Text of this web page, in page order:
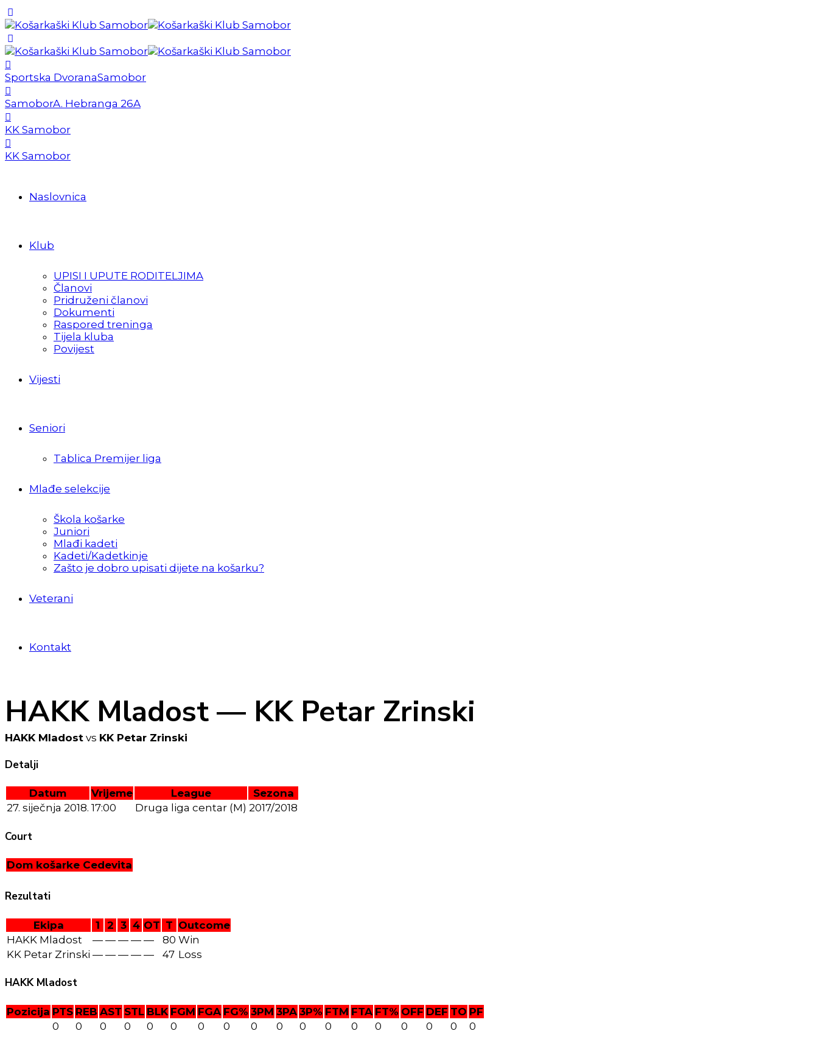
Sportska DvoranaSamobor
SamoborA. Hebranga 26A
KK Samobor
KK Samobor
Naslovnica
Klub
UPISI I UPUTE RODITELJIMA
Članovi
Pridruženi članovi
Dokumenti
Raspored treninga
Tijela kluba
Povijest
Vijesti
Seniori
Tablica Premijer liga
Mlađe selekcije
Škola košarke
Juniori
Mlađi kadeti
Kadeti/Kadetkinje
Zašto je dobro upisati dijete na košarku?
Veterani
Kontakt
HAKK Mladost — KK Petar Zrinski
HAKK Mladost vs KK Petar Zrinski
Detalji
Datum Vrijeme League
Sezona
27. siječnja 2018. 17:00 Druga liga centar (M) 2017/2018
Court
Dom košarke Cedevita
Rezultati
Ekipa 1 2 3 4 OT T Outcome
HAKK Mladost
— — — — — 80 Win
KK Petar Zrinski — — — — — 47 Loss
HAKK Mladost
Pozicija PTS REB AST STL BLK FGM FGA FG% 3PM 3PA 3P% FTM FTA FT% OFF DEF TO PF
0
0 0 0 0 0 0 0 0 0 0 0 0 0 0 0 0 0